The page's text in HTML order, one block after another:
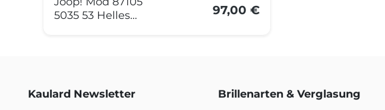
5035 53 Helles
97,00 €
Kaulard Newsletter Brillenarten & Verglasung